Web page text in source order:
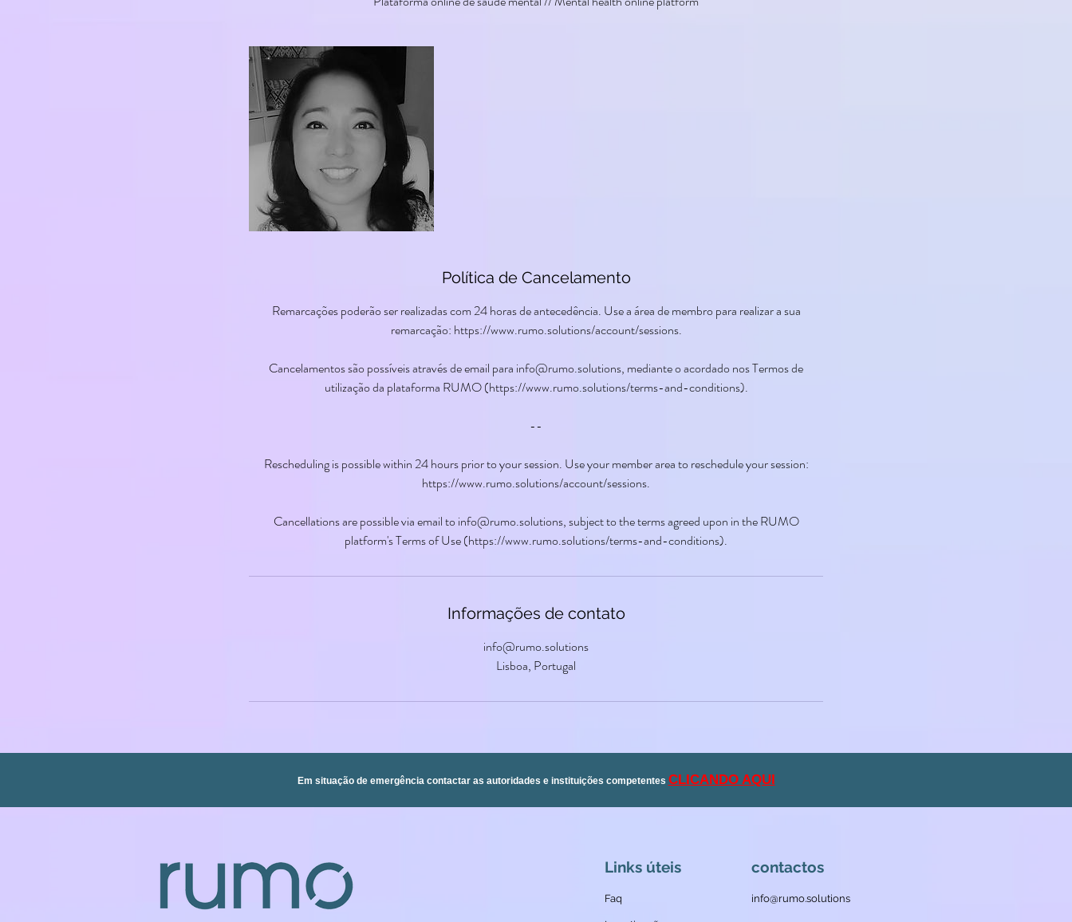
Política de Cancelamento
Remarcações poderão ser realizadas com 24 horas de antecedência. Use a área de membro para realizar a sua
remarcação: https://www.rumo.solutions/account/sessions.
Cancelamentos são possíveis através de email para info@rumo.solutions, mediante o acordado nos Termos de
utilização da plataforma RUMO (https://www.rumo.solutions/terms-and-conditions).
--
Rescheduling is possible within 24 hours prior to your session. Use your member area to reschedule your session:
https://www.rumo.solutions/account/sessions.
Cancellations are possible via email to info@rumo.solutions, subject to the terms agreed upon in the RUMO
platform's Terms of Use (https://www.rumo.solutions/terms-and-conditions).
Informações de contato
info@rumo.solutions
Lisboa, Portugal
Em situação de emergência contactar as autoridades e instituições competentes CLICANDO AQUI
Links úteis
Faq
contactos
info@rumo.solutions